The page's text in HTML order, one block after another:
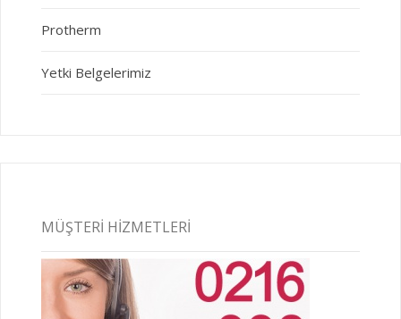
Protherm
Yetki Belgelerimiz
MÜŞTERI HIZMETLERI